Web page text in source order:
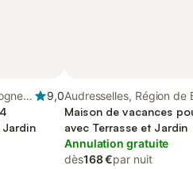
9,0
Jardin
Audresselles, Région de
sur-Mer
Maison de vacances
avec Terrasse et Jardin
Annulation gratuite
dès168 €par nuit